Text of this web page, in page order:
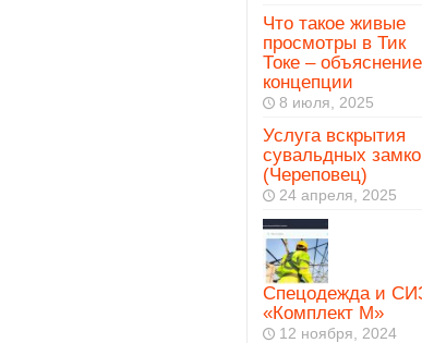
Что такое живые
просмотры в Тик
Токе – объяснение
концепции
8 июля, 2025
Услуга вскрытия
сувальдных
(Череповец)
24 апреля, 2025
Спецодежда и
«Комплект М»
12 ноября, 2024